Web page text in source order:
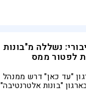
ישראלית מובהקת"
נשללה מ"בונות
לפטור ממס
"עד כאן" דרש ממנהל
"בונות אלטרנטיבה"